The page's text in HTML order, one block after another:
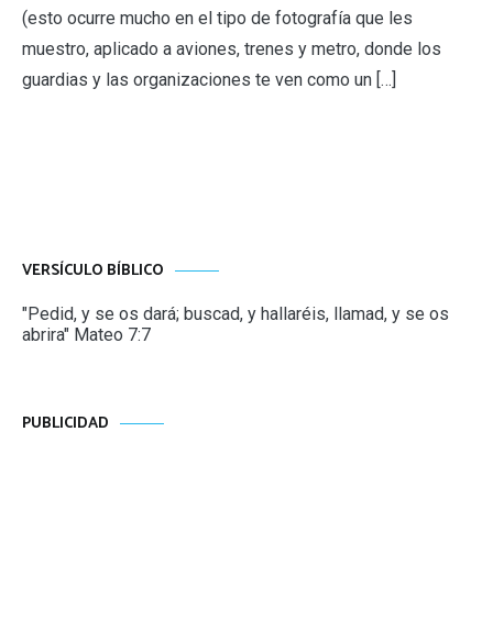
(esto ocurre mucho en el tipo de fotografía que les
muestro, aplicado a aviones, trenes y metro, donde los
guardias y las organizaciones te ven como un […]
VERSÍCULO BÍBLICO
"Pedid, y se os dará; buscad, y hallaréis, llamad, y se os
abrira" Mateo 7:7
PUBLICIDAD